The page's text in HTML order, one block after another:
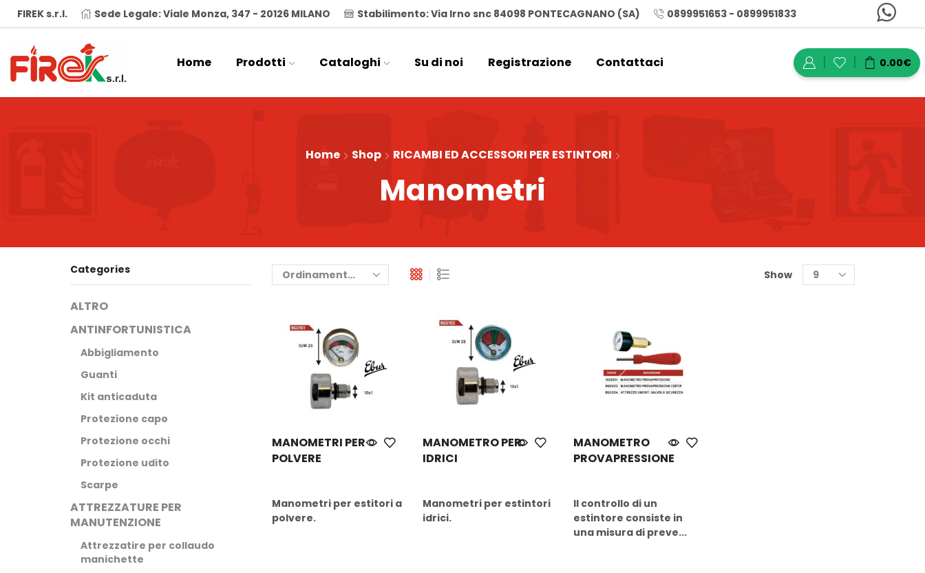
FIREK s.r.l. Sede Legale: Viale Monza, 347 - 20126 MILANO Stabilimento: Via Irno snc 84098 PONTECAGNANO (SA) 0899951653 - 0899951833
Home Prodotti Cataloghi Su di noi Registrazione Contattaci 0.00€
Home Shop RICAMBI ED ACCESSORI PER ESTINTORI
Manometri
Show
MANOMETRI PER
POLVERE
Buy Now
Manometri per estitori a
polvere.
MANOMETRO PER
IDRICI
Buy Now
Manometri per estintori
idrici.
MANOMETRO
PROVAPRESSIONE
Buy Now
Il controllo di un
estintore consiste in
una misura di preve...
Categories
ALTRO
ANTINFORTUNISTICA
Abbigliamento
Guanti
Kit anticaduta
Protezione capo
Protezione occhi
Protezione udito
Scarpe
ATTREZZATURE PER
MANUTENZIONE
Attrezzatire per collaudo
manichette